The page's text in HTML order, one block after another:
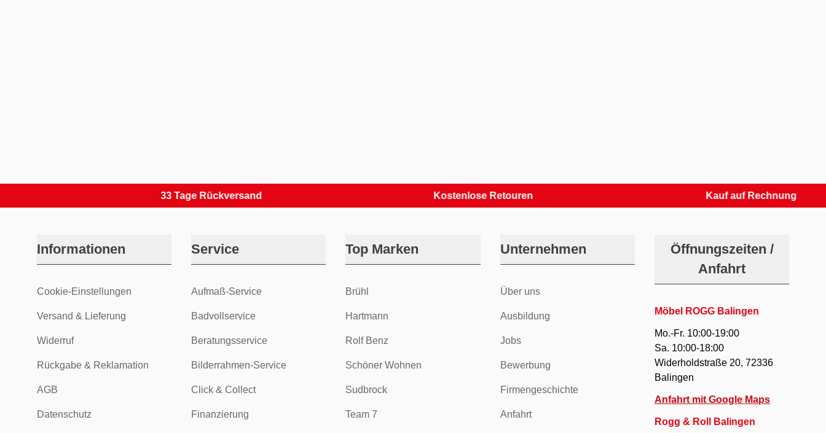
33 Tage Rückversand Kostenlose Retouren Kauf auf Rechnung
Informationen
Cookie-Einstellungen
Versand & Lieferung
Widerruf
Rückgabe & Reklamation
AGB
Datenschutz
Service
Aufmaß-Service
Badvollservice
Beratungsservice
Bilderrahmen-Service
Click & Collect
Finanzierung
Top Marken
Brühl
Hartmann
Rolf Benz
Schöner Wohnen
Sudbrock
Team 7
Unternehmen
Über uns
Ausbildung
Jobs
Bewerbung
Firmengeschichte
Anfahrt
Öffnungszeiten /
Anfahrt
Möbel ROGG Balingen
Mo.-Fr. 10:00-19:00
Sa. 10:00-18:00
Widerholdstraße 20, 72336
Balingen
Anfahrt mit Google Maps
Rogg & Roll Balingen